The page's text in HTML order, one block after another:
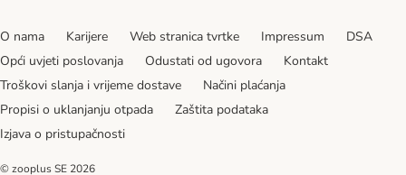
O nama Karijere Web stranica tvrtke Impressum
DSA
Opći uvjeti poslovanja
Odustati od ugovora
Kontakt
Troškovi slanja i vrijeme dostave
Načini plaćanja
Propisi o uklanjanju otpada
Zaštita podataka
Izjava o pristupačnosti
© zooplus SE 2026